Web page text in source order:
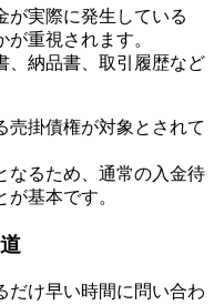
が実際に発生している
重視されます。
、納品書、取引履歴など
売掛債権が対象とされて
なるため、通常の入金待
基本です。
だけ早い時間に問い合わ